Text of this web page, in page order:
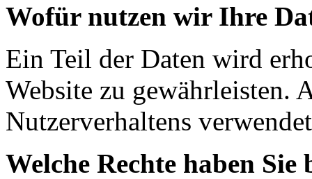
Wofür nutzen wir Ihre
Ein Teil der Daten wird
Website zu gewährleisten.
Nutzerverhaltens
Welche Rechte haben